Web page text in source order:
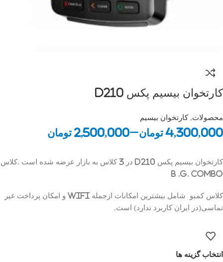
کارتخوان بیسیم پکس D210
محصولات, کارتخوان بیسیم
4,300,000 تومان–
2,500,000 تومان
کارتخوان بیسیم پکس D210 در 3 کلاس به بازار عرضه شده است .کلاس
B ,G, Combo
کلاس کمبو شامل بیشترین امکانات ازجمله WiFi و امکان پرداخت غیر
تماسی(در ایران کاربرد ندارد) است.
انتخاب گزینه ها